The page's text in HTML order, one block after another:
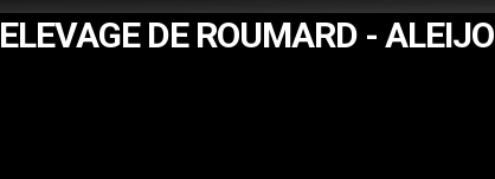
ELEVAGE DE ROUMARD - ALEIJO